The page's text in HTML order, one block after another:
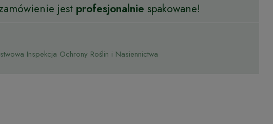
jest profesjonalnie spakowane!
Inspekcja Ochrony Roślin i Nasiennictwa